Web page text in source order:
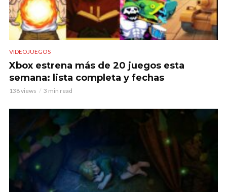
VIDEOJUEGOS
Xbox estrena más de 20 juegos esta
semana: lista completa y fechas
138 views 3 min read